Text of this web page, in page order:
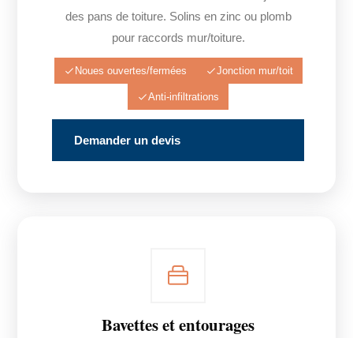
des pans de toiture. Solins en zinc ou plomb
pour raccords mur/toiture.
Noues ouvertes/fermées Jonction mur/toit
Anti-infiltrations
Demander un devis
Bavettes et entourages